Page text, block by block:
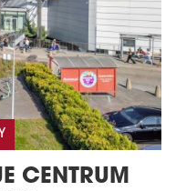
CENTRUM